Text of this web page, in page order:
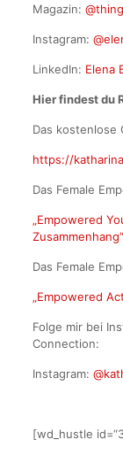
Magazin:
Instagram:
LinkedIn: Elena
Hier findest du
Das kostenlose
https://
Das Female
„Empowered
Zusammenhang“
Das Female
„Empowered
Folge mir bei
Connection:
Instagram:
[wd_hustle